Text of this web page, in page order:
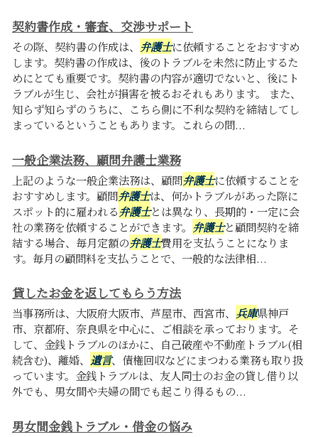
契約書作成・審査、交渉サポート
その際、契約書の作成は、 弁護士に依頼することをおすすめ
します。契約書の作成は、後のトラブルを未然に防止するた
めにとても重要です。契約書の内容が適切でないと、後にト
ラブルが生じ、会社が損害を被るおそれもあります。 また、
知らず知らずのうちに、こちら側に不利な契約を締結してし
まっているということもあります。これらの問...
一般企業法務、顧問弁護士業務
上記のような一般企業法務は、顧問弁護士に依頼することを
おすすめします。顧問弁護士は、何かトラブルがあった際に
スポット的に雇われる弁護士とは異なり、長期的・一定に会
社の業務を依頼することができます。 弁護士と顧問契約を締
結する場合、毎月定額の弁護士費用を支払うことになりま
す。毎月の顧問料を支払うことで、一般的な法律相...
貸したお金を返してもらう方法
当事務所は、大阪府大阪市、芦屋市、西宮市、 兵庫県神戸
市、京都府、奈良県を中心に、ご相談を承っております。そ
して、金銭トラブルのほかに、自己破産や不動産トラブル(相
続含む)、離婚、 遺言、債権回収などにまつわる業務も取り扱
っています。金銭トラブルは、友人同士のお金の貸し借り以
外でも、男女間や夫婦の間でも起こり得るもの...
男女間金銭トラブル・借金の悩み